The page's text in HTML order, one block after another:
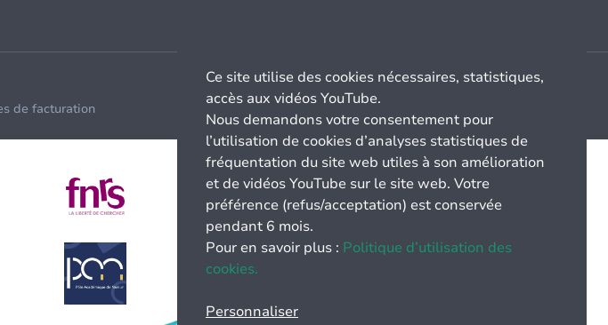
de facturation
Ce site utilise des cookies nécessaires, statistiques,
accès aux vidéos YouTube.
Nous demandons votre consentement pour
l’utilisation de cookies d’analyses statistiques de
fréquentation du site web utiles à son amélioration
et de vidéos YouTube sur le site web. Votre
préférence (refus/acceptation) est conservée
pendant 6 mois.
Pour en savoir plus : Politique d’utilisation des
cookies.
Personnaliser